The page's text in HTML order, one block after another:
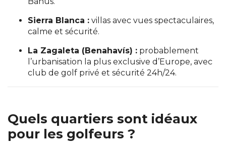
Sierra Blanca : villas avec vues spectaculaires,
calme et sécurité.
La Zagaleta (Benahavís) : probablement
l’urbanisation la plus exclusive d’Europe, avec
club de golf privé et sécurité 24h/24.
Quels quartiers sont idéaux
pour les golfeurs ?